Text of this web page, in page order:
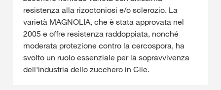
resistenza alla rizoctoniosi e/o sclerozio. La
varietà MAGNOLIA, che è stata approvata nel
2005 e offre resistenza raddoppiata, nonché
moderata protezione contro la cercospora, ha
svolto un ruolo essenziale per la sopravvivenza
dell'industria dello zucchero in Cile.